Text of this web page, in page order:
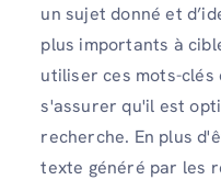
un sujet donné et
plus importants à
utiliser ces mots-
s'assurer qu'il est
recherche. En plus
texte généré par les